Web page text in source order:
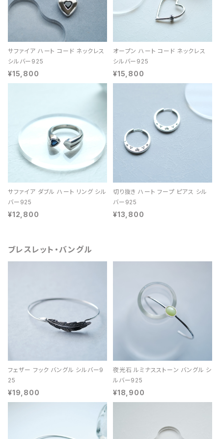
サファイア ハート コード ネックレス
シルバー925
¥15,800
オープン ハート コード ネックレス
シルバー925
¥15,800
サファイア ダブル ハート リング シル
バー925
¥12,800
切り抜き ハート フープ ピアス シル
バー925
¥13,800
ブレスレット・バングル
フェザー フック バングル シルバー9
25
¥19,800
夜光石 ルミナスストーン バングル シ
ルバー925
¥18,900